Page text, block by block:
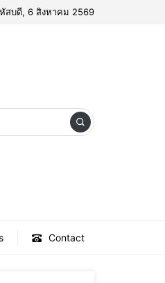
สบดี, 6 สิงหาคม 2569
Contact